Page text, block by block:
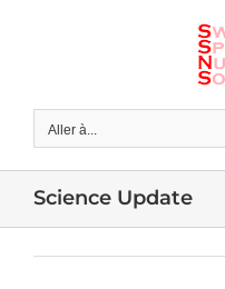
Aller à...
Science Update